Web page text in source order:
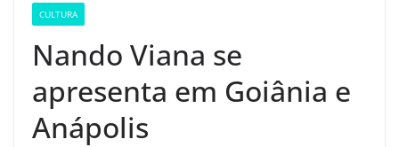
CULTURA
Nando Viana se
apresenta em Goiânia e
Anápolis